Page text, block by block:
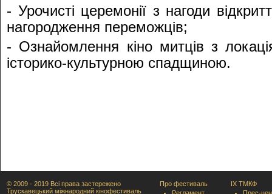
- Урочисті церемонії з нагоди
нагородження переможців;
- Ознайомлення кіно митців з
історико-культурною спадщиною.
© 2009 - 2019 Всі права застережено
Трускавецький міжнародний кінофестиваль
Про фестиваль
IX ТМКФ